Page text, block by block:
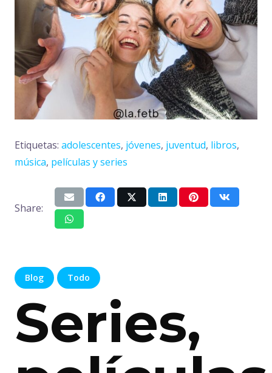
Etiquetas: adolescentes, jóvenes, juventud, libros,
música, películas y series
Share:
Blog Todo
Series,